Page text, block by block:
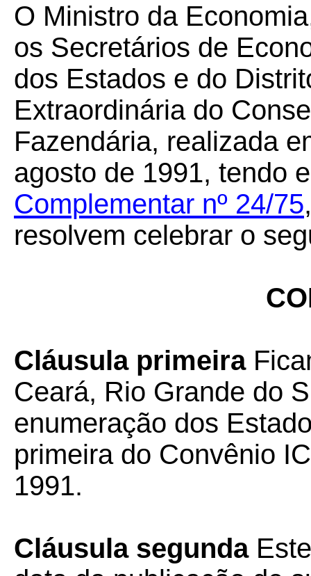
O Ministro da
os Secretários de
dos Estados e do
Extraordinária do
Fazendária, realizada
agosto de 1991, tendo
Complementar nº 24/75
resolvem celebrar o
Cláusula primeira
Ceará, Rio Grande do
enumeração dos
primeira do Convênio
1991.
Cláusula segunda